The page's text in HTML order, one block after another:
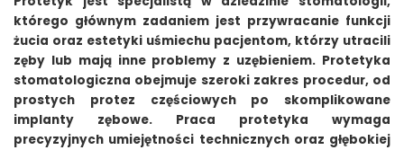
którego głównym zadaniem jest przywracanie funkcji
żucia oraz estetyki uśmiechu pacjentom, którzy utracili
zęby lub mają inne problemy z uzębieniem. Protetyka
stomatologiczna obejmuje szeroki zakres procedur, od
prostych protez częściowych po skomplikowane
implanty zębowe. Praca protetyka wymaga
precyzyjnych umiejętności technicznych oraz głębokiej